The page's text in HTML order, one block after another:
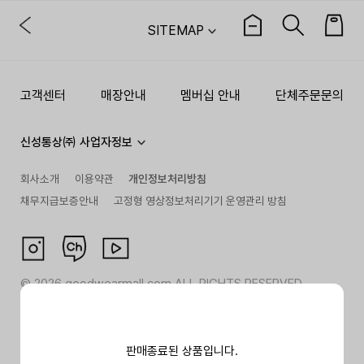
판매종료된 상품입니다.
SITEMAP
고객센터 매장안내 멤버십 안내 단체주문문의
신성통상㈜ 사업자정보
회사소개 이용약관
개인정보처리방침
채무지급보증안내
고정형 영상정보처리기기 운영관리 방침
©2026goodwearmall.com ALL RIGHTS RESERVED